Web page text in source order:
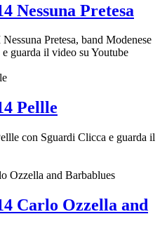
Nessuna Pretesa
Pretesa, band Modenese
guarda il video su Youtube
Pellle
con Sguardi Clicca e guarda il
Carlo Ozzella and